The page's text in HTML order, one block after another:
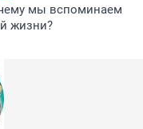
мы вспоминаем
жизни?